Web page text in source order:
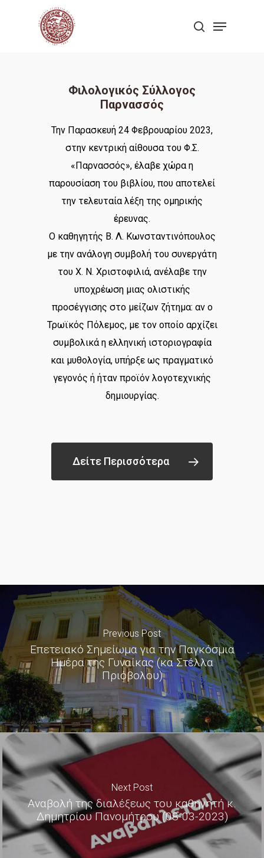
search
Menu
Φιλολογικός Σύλλογος
Παρνασσός
Την Παρασκευή 24 Φεβρουαρίου 2023,
στην κεντρική αίθουσα του Φ.Σ.
«Παρνασσός», έλαβε χώρα η
παρουσίαση του βιβλίου, που αποτελεί
την τελευταία λέξη της ομηρικής
έρευνας.
Ο καθηγητής Β. Λ. Κωνσταντινόπουλος
με την ανάλογη συμβολή του συνεργάτη
του Χ. Ν. Χριστοφιλιά, ανέλαβε την
υποχρέωση μιας ολιστικής
προσέγγισης στο μείζων ζήτημα: αν ο
Τρωϊκός Πόλεμος, με τον οποίο αρχίζει
συμβολικά η ελληνική ιστοριογραφία
και μυθολογία, υπήρξε ως πραγματικό
γεγονός ή ήταν προϊόν λογοτεχνικής
δημιουργίας.
Δείτε Περισσότερα
Previous Post
Επετειακό Σημείωμα για την Παγκόσμια
Ημέρα της Γυναίκας (κα Στέλλα
Πριόβολου)
Next Post
Αναβολή της διαλέξεως του καθηγητή κ.
Δημητρίου Πανομήτρου (08-03-2023)